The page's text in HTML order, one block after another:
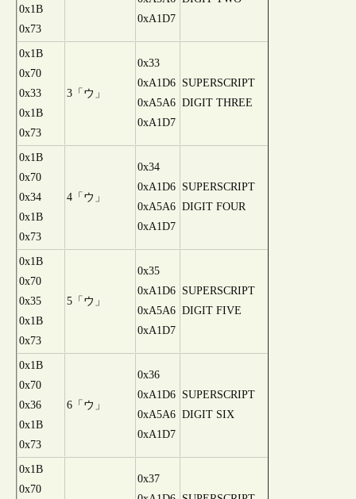
0x1B
0x73
0xA1D7
0x1B
0x70
0x33
0x1B
0x73
3「ウ」
0x33
0xA1D6
0xA5A6
0xA1D7
SUPERSCRIPT
DIGIT THREE
0x1B
0x70
0x34
0x1B
0x73
4「ウ」
0x34
0xA1D6
0xA5A6
0xA1D7
SUPERSCRIPT
DIGIT FOUR
0x1B
0x70
0x35
0x1B
0x73
5「ウ」
0x35
0xA1D6
0xA5A6
0xA1D7
SUPERSCRIPT
DIGIT FIVE
0x1B
0x70
0x36
0x1B
0x73
6「ウ」
0x36
0xA1D6
0xA5A6
0xA1D7
SUPERSCRIPT
DIGIT SIX
0x1B
0x70
0x37